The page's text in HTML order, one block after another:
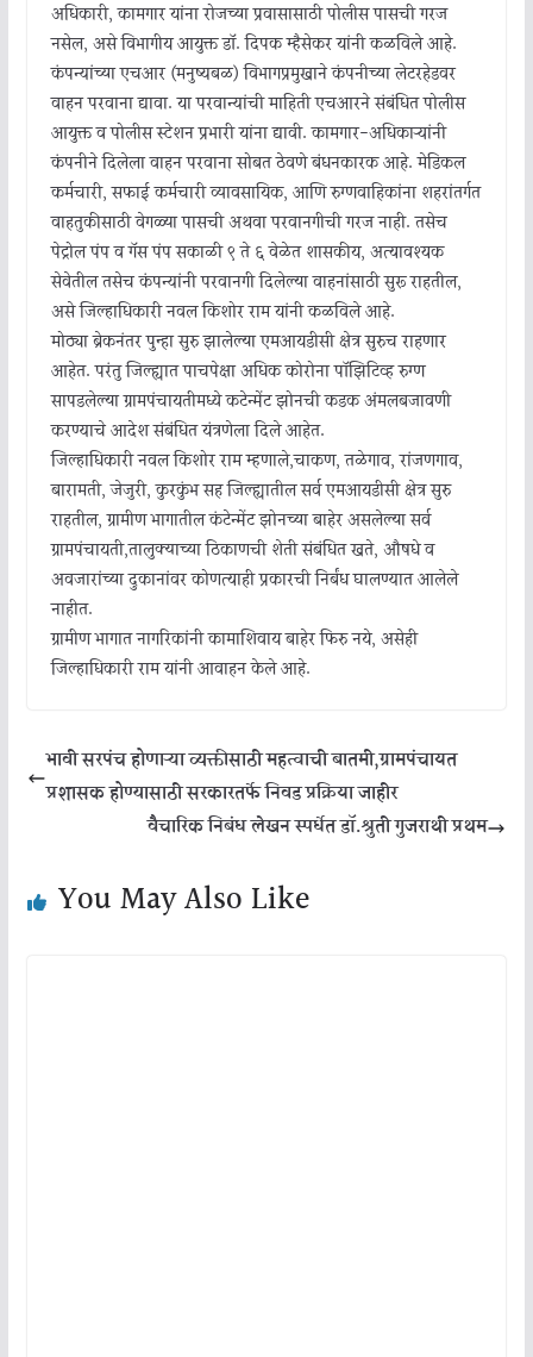
अधिकारी, कामगार यांना रोजच्या प्रवासासाठी पोलीस पासची गरज
नसेल, असे विभागीय आयुक्त डॉ. दिपक म्हैसेकर यांनी कळविले आहे.
कंपन्यांच्या एचआर (मनुष्यबळ) विभागप्रमुखाने कंपनीच्या लेटरहेडवर
वाहन परवाना द्यावा. या परवान्यांची माहिती एचआरने संबंधित पोलीस
आयुक्त व पोलीस स्टेशन प्रभारी यांना द्यावी. कामगार-अधिकाऱ्यांनी
कंपनीने दिलेला वाहन परवाना सोबत ठेवणे बंधनकारक आहे. मेडिकल
कर्मचारी, सफाई कर्मचारी व्यावसायिक, आणि रुग्णवाहिकांना शहरांतर्गत
वाहतुकीसाठी वेगळ्या पासची अथवा परवानगीची गरज नाही. तसेच
पेट्रोल पंप व गॅस पंप सकाळी ९ ते ६ वेळेत शासकीय, अत्यावश्यक
सेवेतील तसेच कंपन्यांनी परवानगी दिलेल्या वाहनांसाठी सुरू राहतील,
असे जिल्हाधिकारी नवल किशोर राम यांनी कळविले आहे.
मोठ्या ब्रेकनंतर पुन्हा सुरु झालेल्या एमआयडीसी क्षेत्र सुरुच राहणार
आहेत. परंतु जिल्ह्यात पाचपेक्षा अधिक कोरोना पॉझिटिव्ह रुग्ण
सापडलेल्या ग्रामपंचायतीमध्ये कटेन्मेंट झोनची कडक अंमलबजावणी
करण्याचे आदेश संबंधित यंत्रणेला दिले आहेत.
जिल्हाधिकारी नवल किशोर राम म्हणाले,चाकण, तळेगाव, रांजणगाव,
बारामती, जेजुरी, कुरकुंभ सह जिल्ह्यातील सर्व एमआयडीसी क्षेत्र सुरु
राहतील, ग्रामीण भागातील कंटेन्मेंट झोनच्या बाहेर असलेल्या सर्व
ग्रामपंचायती,तालुक्याच्या ठिकाणची शेती संबंधित खते, औषधे व
अवजारांच्या दुकानांवर कोणत्याही प्रकारची निर्बंध घालण्यात आलेले
नाहीत.
ग्रामीण भागात नागरिकांनी कामाशिवाय बाहेर फिरु नये, असेही
जिल्हाधिकारी राम यांनी आवाहन केले आहे.
भावी सरपंच होणाऱ्या व्यक्तीसाठी महत्वाची बातमी,ग्रामपंचायत
प्रशासक होण्यासाठी सरकारतर्फे निवड प्रक्रिया जाहीर
वैचारिक निबंध लेखन स्पर्धेत डॉ.श्रुती गुजराथी प्रथम
You May Also Like